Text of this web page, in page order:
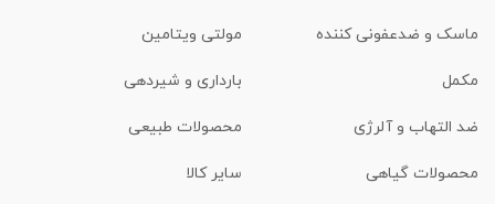
ماسک و ضدعفونی کننده مولتی ویتامین
مکمل بارداری و شیردهی
ضد التهاب و آلرژی محصولات طبیعی
محصولات گیاهی سایر کالا